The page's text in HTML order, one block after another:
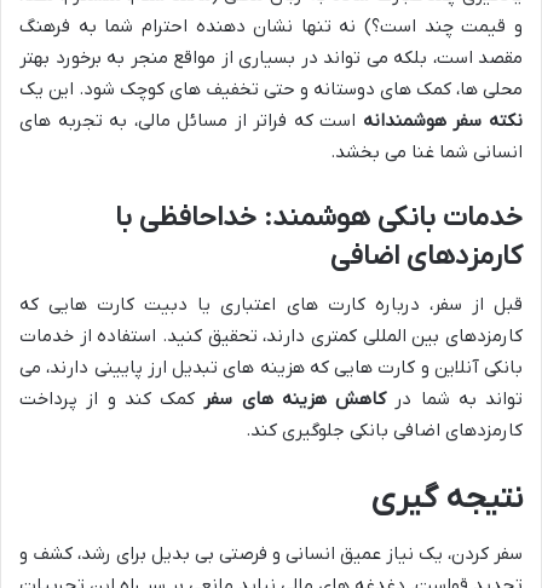
و قیمت چند است؟) نه تنها نشان دهنده احترام شما به فرهنگ
مقصد است، بلکه می تواند در بسیاری از مواقع منجر به برخورد بهتر
محلی ها، کمک های دوستانه و حتی تخفیف های کوچک شود. این یک
نکته سفر هوشمندانه است که فراتر از مسائل مالی، به تجربه های
انسانی شما غنا می بخشد.
خدمات بانکی هوشمند: خداحافظی با
کارمزدهای اضافی
قبل از سفر، درباره کارت های اعتباری یا دبیت کارت هایی که
کارمزدهای بین المللی کمتری دارند، تحقیق کنید. استفاده از خدمات
بانکی آنلاین و کارت هایی که هزینه های تبدیل ارز پایینی دارند، می
تواند به شما درکاهش هزینه های سفر کمک کند و از پرداخت
کارمزدهای اضافی بانکی جلوگیری کند.
نتیجه گیری
سفر کردن، یک نیاز عمیق انسانی و فرصتی بی بدیل برای رشد، کشف و